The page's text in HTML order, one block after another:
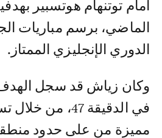
أمام توتنهام هوتسبير
الدوري الإنجليزي الممتاز.
وكان زياش قد سجل
في الدقيقة 47،
مميزة من على حدود